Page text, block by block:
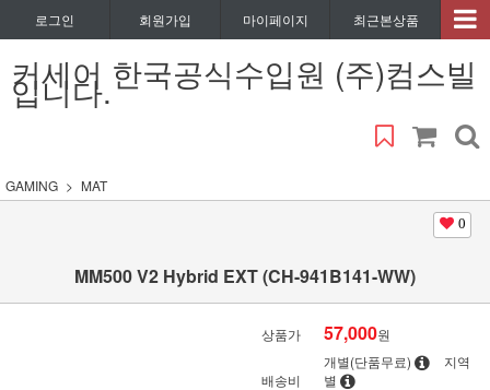
로그인 회원가입 마이페이지 최근본상품
커세어 한국공식수입원 (주)컴스빌
입니다.
GAMING MAT
0
MM500 V2 Hybrid EXT (CH-941B141-WW)
상품가 57,000원
배송비
개별(단품무료)
지역
별